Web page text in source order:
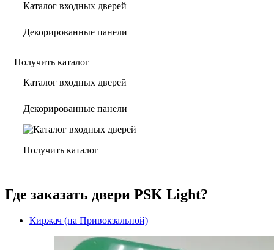
Каталог входных дверей
Декорированные панели
Получить каталог
Каталог входных дверей
Декорированные панели
Получить каталог
Где заказать двери PSK Light?
Киржач (на Привокзальной)